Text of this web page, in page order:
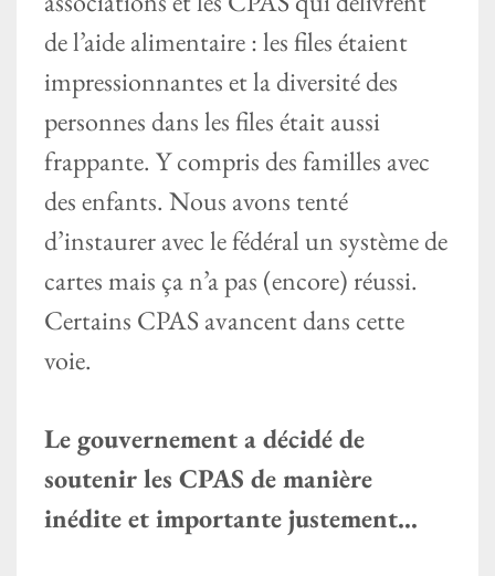
de l’aide alimentaire : les files étaient
impressionnantes et la diversité des
personnes dans les files était aussi
frappante. Y compris des familles avec
des enfants. Nous avons tenté
d’instaurer avec le fédéral un système de
cartes mais ça n’a pas (encore) réussi.
Certains CPAS avancent dans cette
voie.
Le gouvernement a décidé de
soutenir les CPAS de manière
inédite et importante justement…